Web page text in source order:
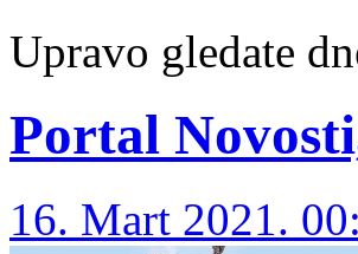
Upravo gledate
Portal
16. Mart 2021.